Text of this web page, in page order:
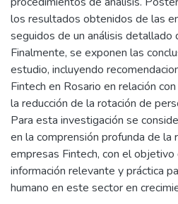
los resultados obtenidos de las
seguidos de un análisis detallado
Finalmente, se exponen las
estudio, incluyendo
Fintech en Rosario en relación
la reducción de la rotación de
Para esta investigación se
en la comprensión profunda de la
empresas Fintech, con el
información relevante y práctica
humano en este sector en